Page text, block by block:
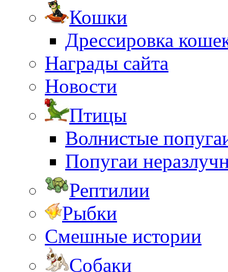
Кошки
Дрессировка
Награды сайта
Новости
Птицы
Волнистые
Попугаи
Рептилии
Рыбки
Смешные истории
Собаки